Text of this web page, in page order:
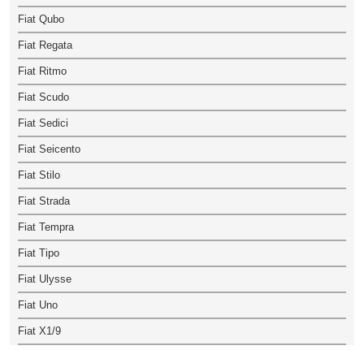
Fiat Qubo
Fiat Regata
Fiat Ritmo
Fiat Scudo
Fiat Sedici
Fiat Seicento
Fiat Stilo
Fiat Strada
Fiat Tempra
Fiat Tipo
Fiat Ulysse
Fiat Uno
Fiat X1/9